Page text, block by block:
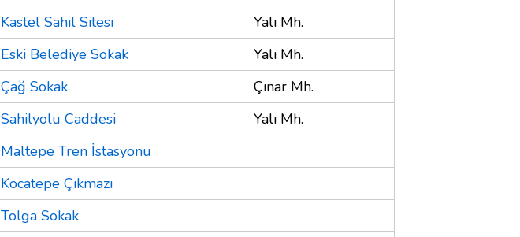
Kastel Sahil Sitesi
Yalı Mh.
Eski Belediye Sokak
Yalı Mh.
Çağ Sokak
Çınar Mh.
Sahilyolu Caddesi
Yalı Mh.
Maltepe Tren İstasyonu
Kocatepe Çıkmazı
Tolga Sokak